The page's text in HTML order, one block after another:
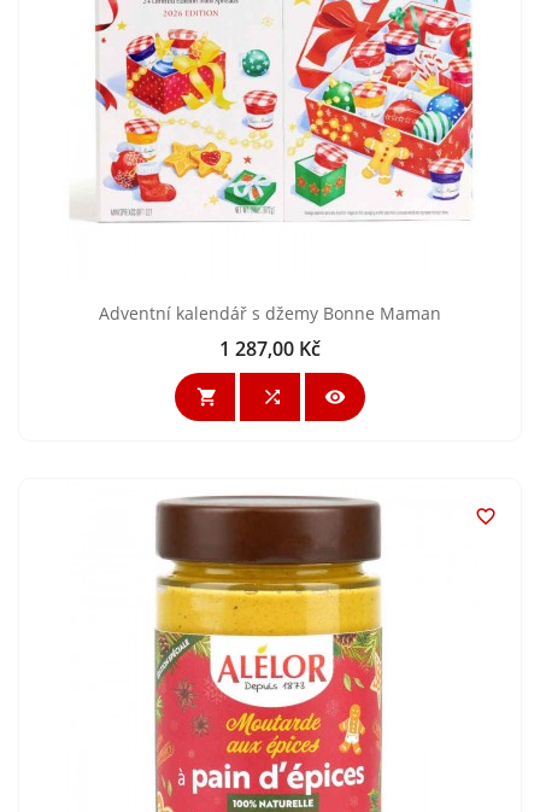
Adventní kalendář s džemy Bonne Maman
Cena
1 287,00 Kč
  
